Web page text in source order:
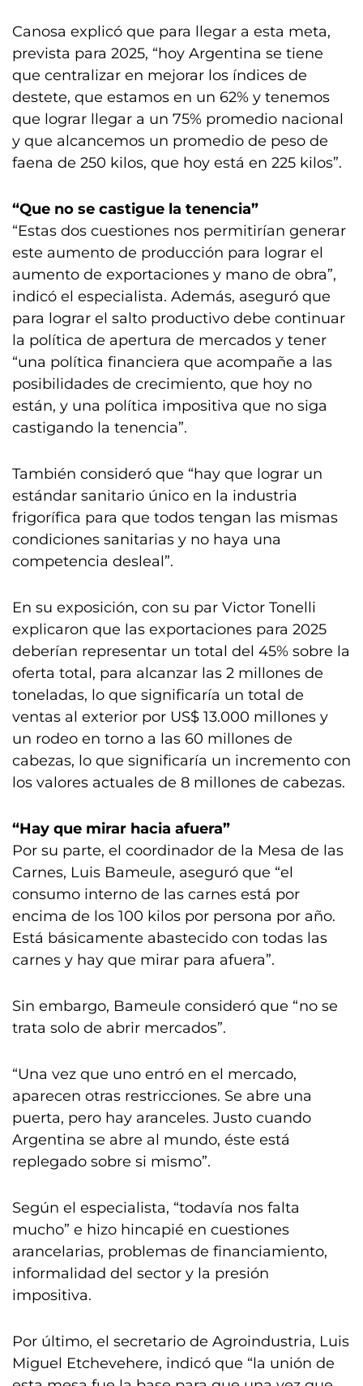
Canosa explicó que para llegar a esta meta,
prevista para 2025, “hoy Argentina se tiene
que centralizar en mejorar los índices de
destete, que estamos en un 62% y tenemos
que lograr llegar a un 75% promedio nacional
y que alcancemos un promedio de peso de
faena de 250 kilos, que hoy está en 225 kilos”.
“Que no se castigue la tenencia”
“Estas dos cuestiones nos permitirían generar
este aumento de producción para lograr el
aumento de exportaciones y mano de obra”,
indicó el especialista. Además, aseguró que
para lograr el salto productivo debe continuar
la política de apertura de mercados y tener
“una política financiera que acompañe a las
posibilidades de crecimiento, que hoy no
están, y una política impositiva que no siga
castigando la tenencia”.
También consideró que “hay que lograr un
estándar sanitario único en la industria
frigorífica para que todos tengan las mismas
condiciones sanitarias y no haya una
competencia desleal”.
En su exposición, con su par Victor Tonelli
explicaron que las exportaciones para 2025
deberían representar un total del 45% sobre la
oferta total, para alcanzar las 2 millones de
toneladas, lo que significaría un total de
ventas al exterior por US$ 13.000 millones y
un rodeo en torno a las 60 millones de
cabezas, lo que significaría un incremento con
los valores actuales de 8 millones de cabezas.
“Hay que mirar hacia afuera”
Por su parte, el coordinador de la Mesa de las
Carnes, Luis Bameule, aseguró que “el
consumo interno de las carnes está por
encima de los 100 kilos por persona por año.
Está básicamente abastecido con todas las
carnes y hay que mirar para afuera”.
Sin embargo, Bameule consideró que “no se
trata solo de abrir mercados”.
“Una vez que uno entró en el mercado,
aparecen otras restricciones. Se abre una
puerta, pero hay aranceles. Justo cuando
Argentina se abre al mundo, éste está
replegado sobre si mismo”.
Según el especialista, “todavía nos falta
mucho” e hizo hincapié en cuestiones
arancelarias, problemas de financiamiento,
informalidad del sector y la presión
impositiva.
Por último, el secretario de Agroindustria, Luis
Miguel Etchevehere, indicó que “la unión de